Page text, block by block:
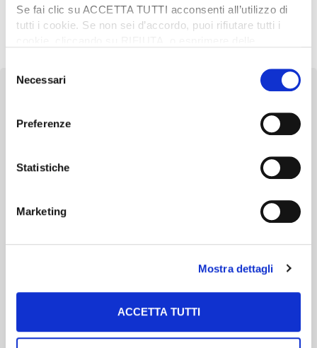
Se fai clic su ACCETTA TUTTI acconsenti all’utilizzo di
tutti i cookie. Se non sei d’accordo, puoi rifiutare tutti i
desideri accettare e cliccando ACCETTA SELEZIONATI.
delNecessari
Preferenze
Statistiche
Marketing
Mostra dettagli
ACCETTA TUTTI
Scopri un servizio d'informazione di alta qualità. Tagliato sulle tue